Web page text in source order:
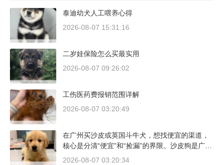
泰迪幼犬人工喂养心得
2026-08-07 15:31:16
二岁娃保险怎么买最实用
2026-08-07 09:26:02
工伤医药费报销范围详解
2026-08-07 03:20:49
在广州买沙皮或英国斗牛犬，想找便宜的渠道，
核心是分清“便宜”和“捡漏”的界限。沙皮狗是广东
本地犬种，价格比北方城市有优势；英国斗牛犬
2026-08-07 03:20:34